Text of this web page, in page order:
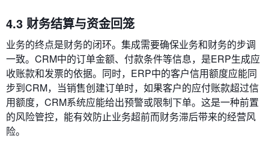
4.3 财务结算与资金回笼
业务的终点是财务的闭环。集成需要确保业务和财务的步调
一致。CRM中的订单金额、付款条件等信息，是ERP生成应
收账款和发票的依据。同时，ERP中的客户信用额度应能同
步到CRM，当销售创建订单时，如果客户的应付账款超过信
用额度，CRM系统应能给出预警或限制下单。这是一种前置
的风险管控，能有效防止业务超前而财务滞后带来的经营风
险。